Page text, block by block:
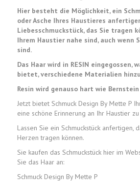
Hier besteht die Möglichkeit, ein
oder Asche Ihres Haustieres
Liebesschmuckstück, das Sie tragen
Ihrem Haustier nahe sind, auch wenn
sind.
Das Haar wird in RESIN eingegossen,
bietet, verschiedene Materialien
Resin wird genauso hart wie
Jetzt bietet Schmuck Design By Mette P
eine schöne Erinnerung an Ihr Haustier
Lassen Sie ein Schmuckstück anfertigen,
Herzen tragen können.
Sie kaufen das Schmuckstück hier im
Sie das Haar an:
Schmuck Design By Mette P